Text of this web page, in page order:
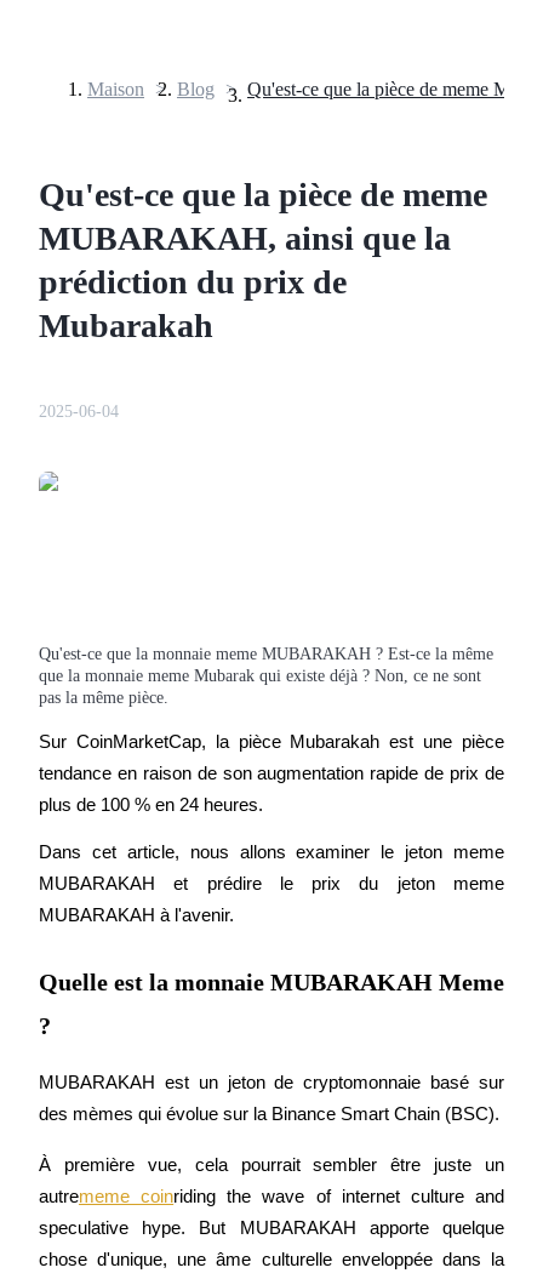
Futures COIN-M
TradFi
Produits dérivés sur actions, forex, métaux précieux et matières
Futures USDC
Futures utilisant l'USDC comme garantie
Maison > Blog >
Qu'est-ce que la pièce de meme
MUBARAKAH, ainsi que la
prédiction du prix de
Mubarakah
2025-06-04
Qu'est-ce que la monnaie meme MUBARAKAH ? Est-ce la même
que la monnaie meme Mubarak qui existe déjà ? Non, ce ne sont
pas la même pièce.
Sur CoinMarketCap, la pièce Mubarakah est une pièce
tendance en raison de son augmentation rapide de prix de
plus de 100 % en 24 heures.
Dans cet article, nous allons examiner le jeton meme
MUBARAKAH et prédire le prix du jeton meme
MUBARAKAH à l'avenir.
Quelle est la monnaie MUBARAKAH Meme
?
MUBARAKAH est un jeton de cryptomonnaie basé sur
des mèmes qui évolue sur la Binance Smart Chain (BSC).
À première vue, cela pourrait sembler être juste un
autrememe coinriding the wave of internet culture and
speculative hype. But MUBARAKAH apporte quelque
chose d'unique, une âme culturelle enveloppée dans la